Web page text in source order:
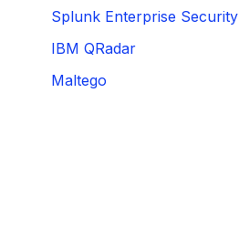
Splunk Enterprise Security
IBM QRadar
Maltego